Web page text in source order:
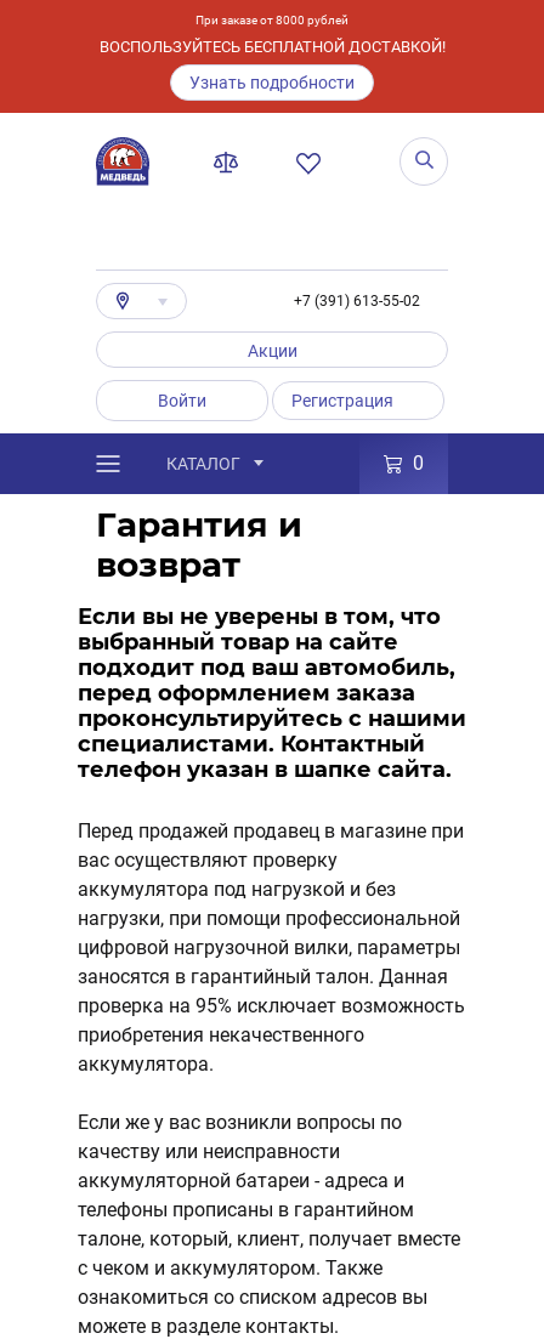
При заказе от 8000 рублей
ВОСПОЛЬЗУЙТЕСЬ БЕСПЛАТНОЙ ДОСТАВКОЙ!
Узнать подробности
+7 (391) 613-55-02
Акции
Войти Регистрация
КАТАЛОГ 0
Услуги / Гарантия и возврат
Гарантия и
возврат
Если вы не уверены в том, что
выбранный товар на сайте
подходит под ваш автомобиль,
перед оформлением заказа
проконсультируйтесь с нашими
специалистами. Контактный
телефон указан в шапке сайта.
Перед продажей продавец в магазине при
вас осуществляют проверку
аккумулятора под нагрузкой и без
нагрузки, при помощи профессиональной
цифровой нагрузочной вилки, параметры
заносятся в гарантийный талон. Данная
проверка на 95% исключает возможность
приобретения некачественного
аккумулятора.
Если же у вас возникли вопросы по
качеству или неисправности
аккумуляторной батареи - адреса и
телефоны прописаны в гарантийном
талоне, который, клиент, получает вместе
с чеком и аккумулятором. Также
ознакомиться со списком адресов вы
можете в разделе контакты.